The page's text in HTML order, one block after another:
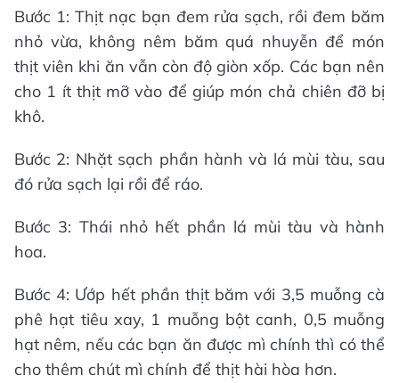
Bước 1: Thịt nạc bạn đem rửa sạch, rồi đem băm
nhỏ vừa, không nêm băm quá nhuyễn để món
thịt viên khi ăn vẫn còn độ giòn xốp. Các bạn nên
cho 1 ít thịt mỡ vào để giúp món chả chiên đỡ bị
khô.
Bước 2: Nhặt sạch phần hành và lá mùi tàu, sau
đó rửa sạch lại rồi để ráo.
Bước 3: Thái nhỏ hết phần lá mùi tàu và hành
hoa.
Bước 4: Ướp hết phần thịt băm với 3,5 muỗng cà
phê hạt tiêu xay, 1 muỗng bột canh, 0,5 muỗng
hạt nêm, nếu các bạn ăn được mì chính thì có thể
cho thêm chút mì chính để thịt hài hòa hơn.